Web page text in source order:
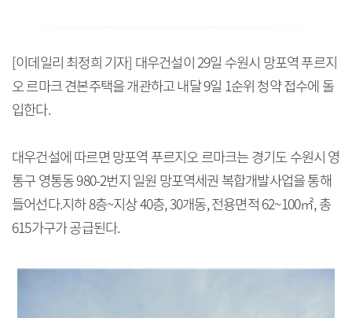
[이데일리 최정희 기자] 대우건설이 29일 수원시 망포역 푸르지
오 르마크 견본주택을 개관하고 내달 9일 1순위 청약 접수에 돌
입한다.
대우건설에 따르면 망포역 푸르지오 르마크는 경기도 수원시 영
통구 영통동 980-2번지 일원 망포역세권 복합개발사업을 통해
들어선다.지하 8층~지상 40층, 30개동, 전용면적 62~100㎡, 총
615가구가 공급된다.